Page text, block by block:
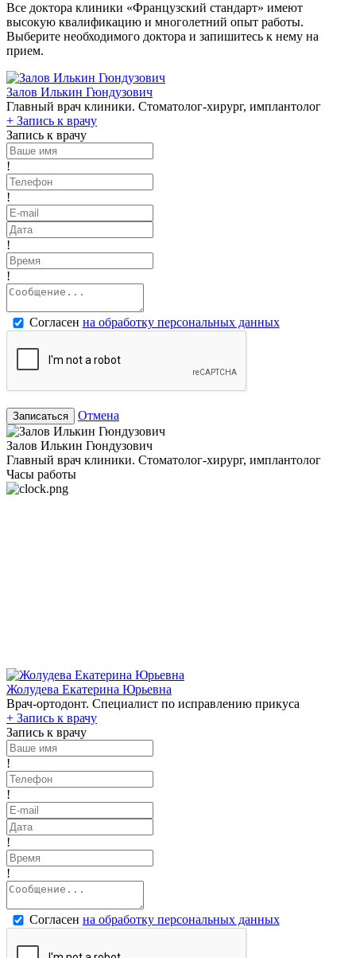
Все доктора клиники «Французский стандарт» имеют
высокую квалификацию и многолетний опыт работы.
Выберите необходимого доктора и запишитесь к нему на
прием.
Залов Илькин Гюндузович
Главный врач клиники. Стоматолог-хирург, имплантолог
+ Запись к врачу
Запись к врачу
!
!
!
!
Согласен на обработку персональных данных
Записаться Отмена
Залов Илькин Гюндузович
Главный врач клиники. Стоматолог-хирург, имплантолог
Часы работы
Жолудева Екатерина Юрьевна
Врач-ортодонт. Специалист по исправлению прикуса
+ Запись к врачу
Запись к врачу
!
!
!
!
Согласен на обработку персональных данных